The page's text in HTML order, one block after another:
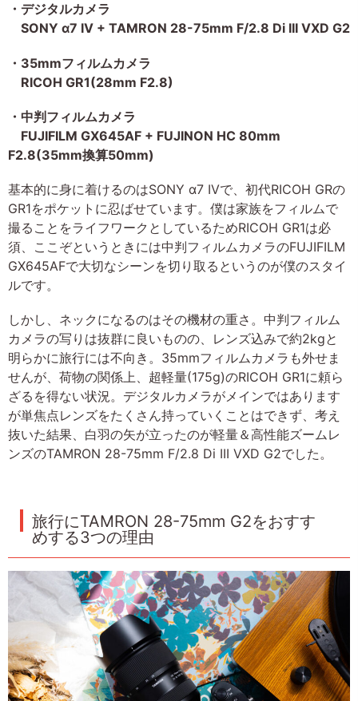
・デジタルカメラ
SONY α7 IV + TAMRON 28-75mm F/2.8 Di III VXD G2
・35mmフィルムカメラ
RICOH GR1(28mm F2.8)
・中判フィルムカメラ
FUJIFILM GX645AF + FUJINON HC 80mm
F2.8(35mm換算50mm)
基本的に身に着けるのはSONY α7 IVで、初代RICOH GRの
GR1をポケットに忍ばせています。僕は家族をフィルムで
撮ることをライフワークとしているためRICOH GR1は必
須、ここぞというときには中判フィルムカメラのFUJIFILM
GX645AFで大切なシーンを切り取るというのが僕のスタイ
ルです。
しかし、ネックになるのはその機材の重さ。中判フィルム
カメラの写りは抜群に良いものの、レンズ込みで約2kgと
明らかに旅行には不向き。35mmフィルムカメラも外せま
せんが、荷物の関係上、超軽量(175g)のRICOH GR1に頼ら
ざるを得ない状況。デジタルカメラがメインではあります
が単焦点レンズをたくさん持っていくことはできず、考え
抜いた結果、白羽の矢が立ったのが軽量＆高性能ズームレ
ンズのTAMRON 28-75mm F/2.8 Di III VXD G2でした。
旅行にTAMRON 28-75mm G2をおすす
めする3つの理由